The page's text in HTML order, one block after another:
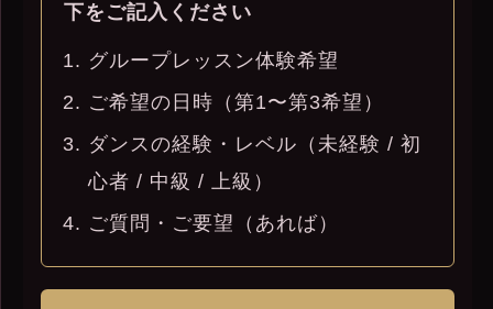
下をご記入ください
グループレッスン体験希望
ご希望の日時（第1〜第3希望）
ダンスの経験・レベル（未経験 / 初
心者 / 中級 / 上級）
ご質問・ご要望（あれば）